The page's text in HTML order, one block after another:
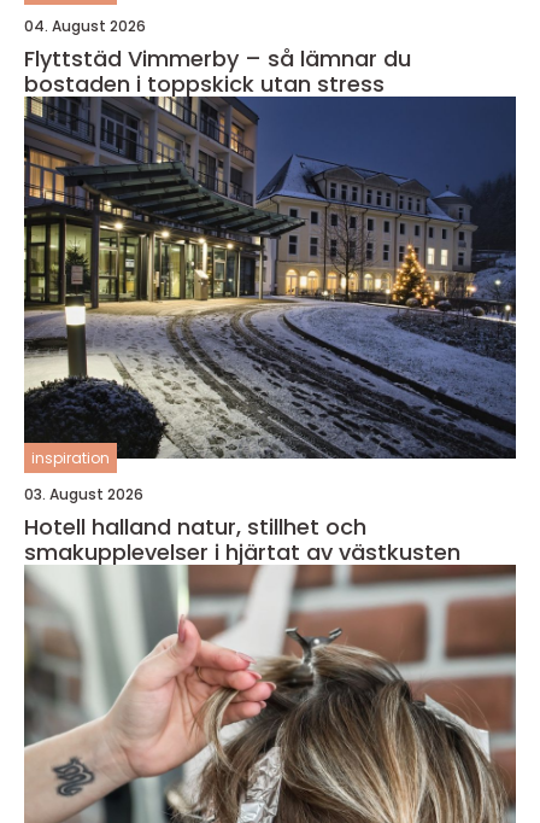
04. August 2026
Flyttstäd Vimmerby – så lämnar du
bostaden i toppskick utan stress
inspiration
03. August 2026
Hotell halland natur, stillhet och
smakupplevelser i hjärtat av västkusten